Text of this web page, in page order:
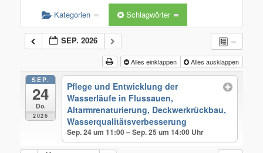
Kategorien Schlagwörter
SEP. 2026
Alles einklappen Alles ausklappen
SEP.
24
Do.
2026
Pflege und Entwicklung der
Wasserläufe in Flussauen,
Altarmrenaturierung, Deckwerkrückbau,
Wasserqualitätsverbesserung
Sep. 24 um 11:00 – Sep. 25 um 14:00